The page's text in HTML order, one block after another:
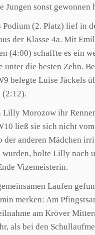
Jungen sonst gewonnen
Podium (2. Platz) lief in
der Klasse 4a. Mit
(4:00) schaffte es ein
unter die besten Zehn.
belegte Luise Jäckels
(2:12).
Lilly Morozow ihr
ließ sie sich nicht
der anderen Mädchen
wurden, holte Lilly nach
Vizemeisterin.
Laufen
merken: Am
am Kröver
als bei den